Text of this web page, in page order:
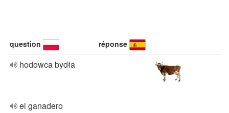
question réponse
hodowca bydła
el ganadero